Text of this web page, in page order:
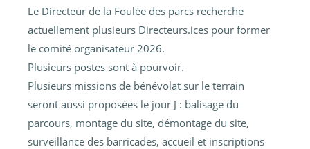
Le Directeur de la Foulée des parcs recherche
actuellement plusieurs Directeurs.ices pour former
le comité organisateur 2026.
Plusieurs postes sont à pourvoir.
Plusieurs missions de bénévolat sur le terrain
seront aussi proposées le jour J : balisage du
parcours, montage du site, démontage du site,
surveillance des barricades, accueil et inscriptions